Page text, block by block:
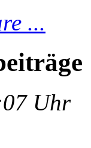
...
Uhr